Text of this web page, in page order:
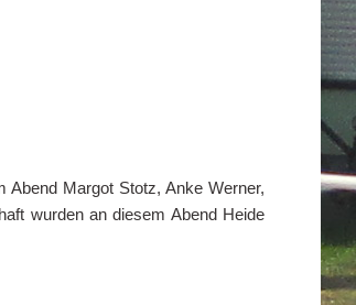
Abend Margot Stotz, Anke Werner,
wurden an diesem Abend Heide